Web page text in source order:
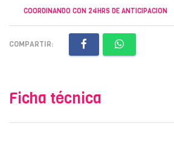
COORDINANDO CON 24HRS DE ANTICIPACION
COMPARTIR:
Ficha técnica